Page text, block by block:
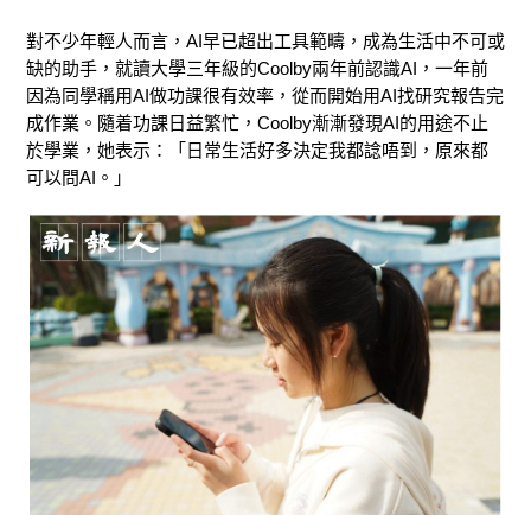
對不少年輕人而言，AI早已超出工具範疇，成為生活中不可或
缺的助手，就讀大學三年級的Coolby兩年前認識AI，一年前
因為同學稱用AI做功課很有效率，從而開始用AI找研究報告完
成作業。隨着功課日益繁忙，Coolby漸漸發現AI的用途不止
於學業，她表示：「日常生活好多決定我都諗唔到，原來都
可以問AI。」